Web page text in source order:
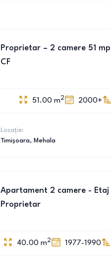
Proprietar – 2 camere 51
CF
51.00 m2 2000+
Locație:
Timișoara, Mehala
Apartament 2 camere -
Proprietar
40.00 m2 1977-1990